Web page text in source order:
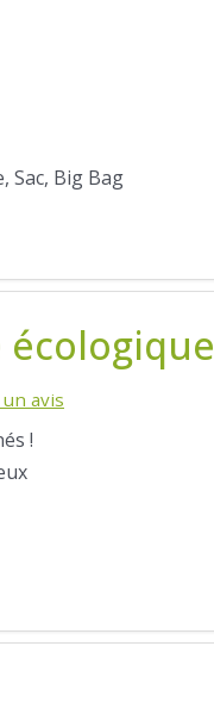
Sac, Big Bag
écologique
avis
!